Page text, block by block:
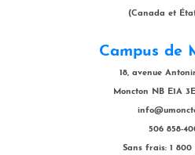
(Canada et
Campus de
18, avenue
Moncton NB E1A
506 858-
Sans frais: 1 800